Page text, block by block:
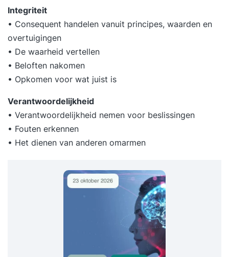
Integriteit
• Consequent handelen vanuit principes, waarden en
overtuigingen
• De waarheid vertellen
• Beloften nakomen
• Opkomen voor wat juist is
Verantwoordelijkheid
• Verantwoordelijkheid nemen voor beslissingen
• Fouten erkennen
• Het dienen van anderen omarmen